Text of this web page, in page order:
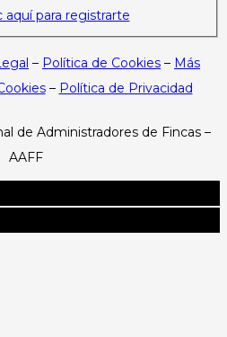
aquí para registrarte
– Política de Cookies – Más
– Política de Privacidad
de Administradores de Fincas –
AAFF